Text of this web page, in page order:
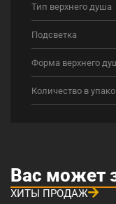
Тип верхнего душа
Подсветка
Форма верхнего
Количество в
Вас может
ХИТЫ ПРОДАЖ